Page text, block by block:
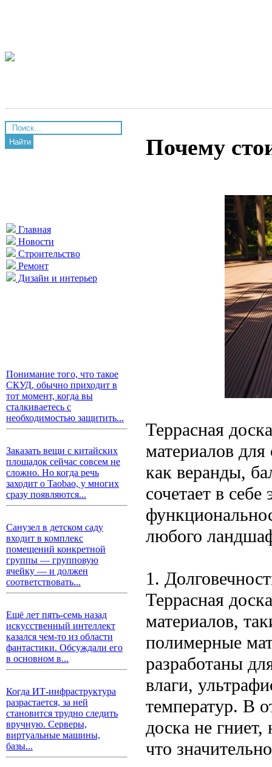
Найти
Главная
Новости
Строительство
Ремонт
Дизайн и интерьер
Понимание того, что такое
СКУД, обычно приходит в
тот момент, когда вы
сталкиваетесь с
необходимостью защитить...
Заказать вещи с китайских
площадок сейчас совсем не
сложно. Но когда речь
заходит о Taobao, у многих
сразу появляются...
Санузел в детском саду
входит в комплекс
помещений конкретной
группы — групповую
ячейку — и должен
соответствовать...
Ещё лет пять-семь назад
искусственный интеллект
казался чем-то из области
фантастики. Обсуждали его
в основном в...
Когда ИТ-инфраструктура
разрастается, за ней
становится трудно следить
вручную. Серверы,
виртуальные машины,
базы...
Почему
Террасная
материалов
как веранды,
сочетает в себе
любого
1.
Террасная
материалов,
полимерные
разработаны
влаги,
температур. В
доска не гниет,
что